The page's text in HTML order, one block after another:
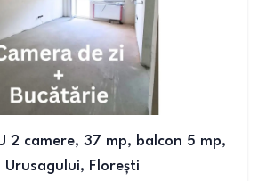
2 camere, 37 mp, balcon 5 mp,
Florești